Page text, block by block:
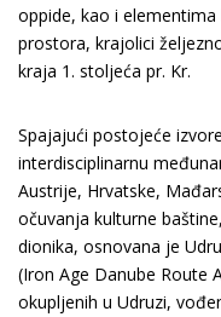
oppide, kao i
prostora, krajolici
kraja 1. stoljeća pr. Kr.
Spajajući postojeće
interdisciplinarnu
Austrije, Hrvatske,
očuvanja kulturne
dionika, osnovana je
(Iron Age Danube Route
okupljenih u Udruzi,